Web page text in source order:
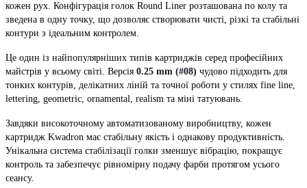
кожен рух. Конфігурація голок Round Liner розташована по колу та
зведена в одну точку, що дозволяє створювати чисті, різкі та стабільні
контури з ідеальним контролем.
Це один із найпопулярніших типів картриджів серед професійних
майстрів у всьому світі. Версія 0.25 mm (#08) чудово підходить для
тонких контурів, делікатних ліній та точної роботи у стилях fine line,
lettering, geometric, ornamental, realism та міні татуювань.
Завдяки високоточному автоматизованому виробництву, кожен
картридж Kwadron має стабільну якість і однакову продуктивність.
Унікальна система стабілізації голки зменшує вібрацію, покращує
контроль та забезпечує рівномірну подачу фарби протягом усього
сеансу.